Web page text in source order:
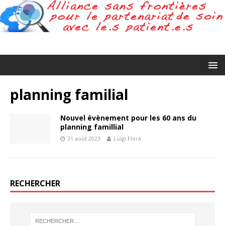
planning familial
Nouvel évènement pour les 60 ans du
planning famillial
31 août 2023 Luigi Flora
RECHERCHER